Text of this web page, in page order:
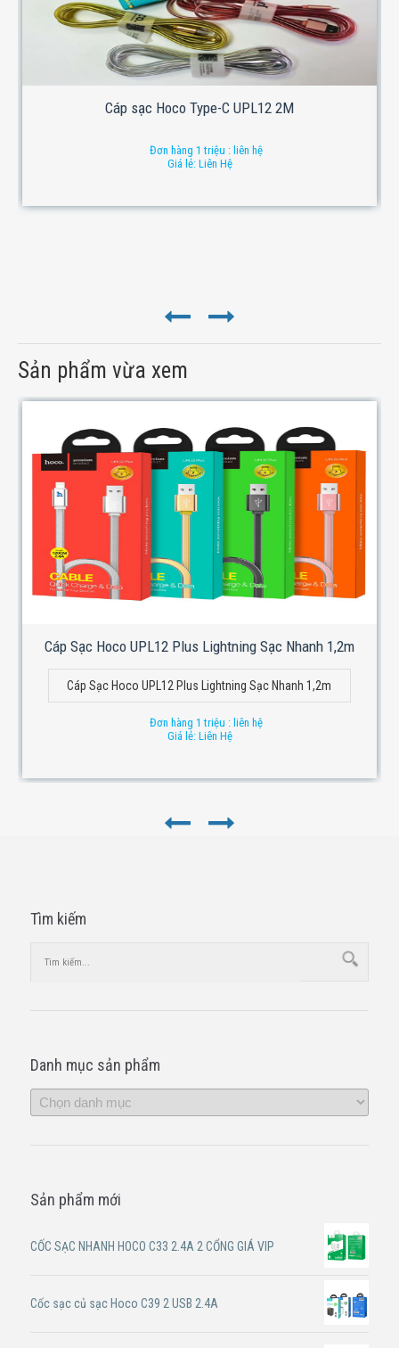
Cáp sạc Hoco Type-C UPL12 2M
Đơn hàng 1 triệu : liên hệ
Giá lẻ: Liên Hệ
Sản phẩm vừa xem
Cáp Sạc Hoco UPL12 Plus Lightning Sạc Nhanh 1,2m
Cáp Sạc Hoco UPL12 Plus Lightning Sạc Nhanh 1,2m
Đơn hàng 1 triệu : liên hệ
Giá lẻ: Liên Hệ
Tìm kiếm
Danh mục sản phẩm
Sản phẩm mới
CỐC SẠC NHANH HOCO C33 2.4A 2 CỔNG GIÁ VIP
Cốc sạc củ sạc Hoco C39 2 USB 2.4A